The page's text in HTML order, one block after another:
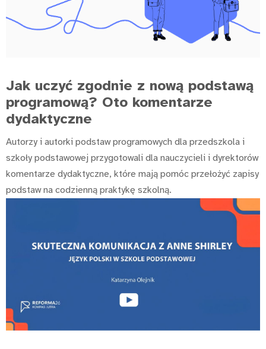
Jak uczyć zgodnie z nową podstawą
programową? Oto komentarze
dydaktyczne
Autorzy i autorki podstaw programowych dla przedszkola i
szkoły podstawowej przygotowali dla nauczycieli i dyrektorów
komentarze dydaktyczne, które mają pomóc przełożyć zapisy
podstaw na codzienną praktykę szkolną.